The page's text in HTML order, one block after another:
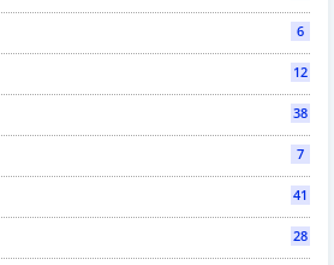
6
12
38
7
41
28